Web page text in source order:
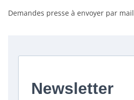
Demandes presse à envoyer par mail